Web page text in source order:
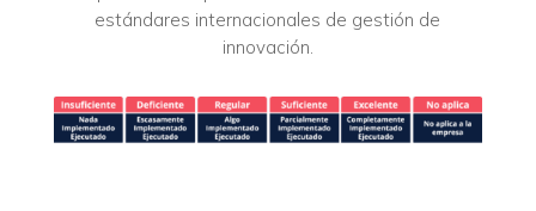
estándares internacionales de gestión de
innovación.